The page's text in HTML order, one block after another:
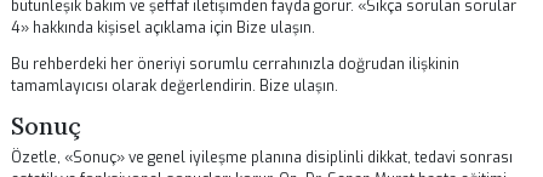
Bu uygulamaları yeterli dinlenme, dengeli beslenme, hidrasyon ve
planlanan kontrollere eksiksiz katılımla birleştirin. Tıbbi planınızı
internetteki genel tavsiyelerle veya başka hastaların deneyimleriyle
değiştirmeyin.
Gıdı lazer lipoliz Gıdı Lazer Lipoliz
bütünleşik bakım ve şeffaf iletişimden fayda görür. «Sıkça sorulan
3» hakkında kişisel açıklama içinBize ulaşın.